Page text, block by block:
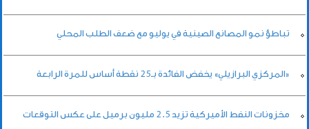
تباطؤ نمو المصانع الصينية في يوليو مع ضعف الطلب المحلي
«المركزي البرازيلي» يخفض الفائدة بـ25 نقطة أساس للمرة الرابعة
مخزونات النفط الأميركية تزيد 2.5 مليون برميل على عكس التوقعات